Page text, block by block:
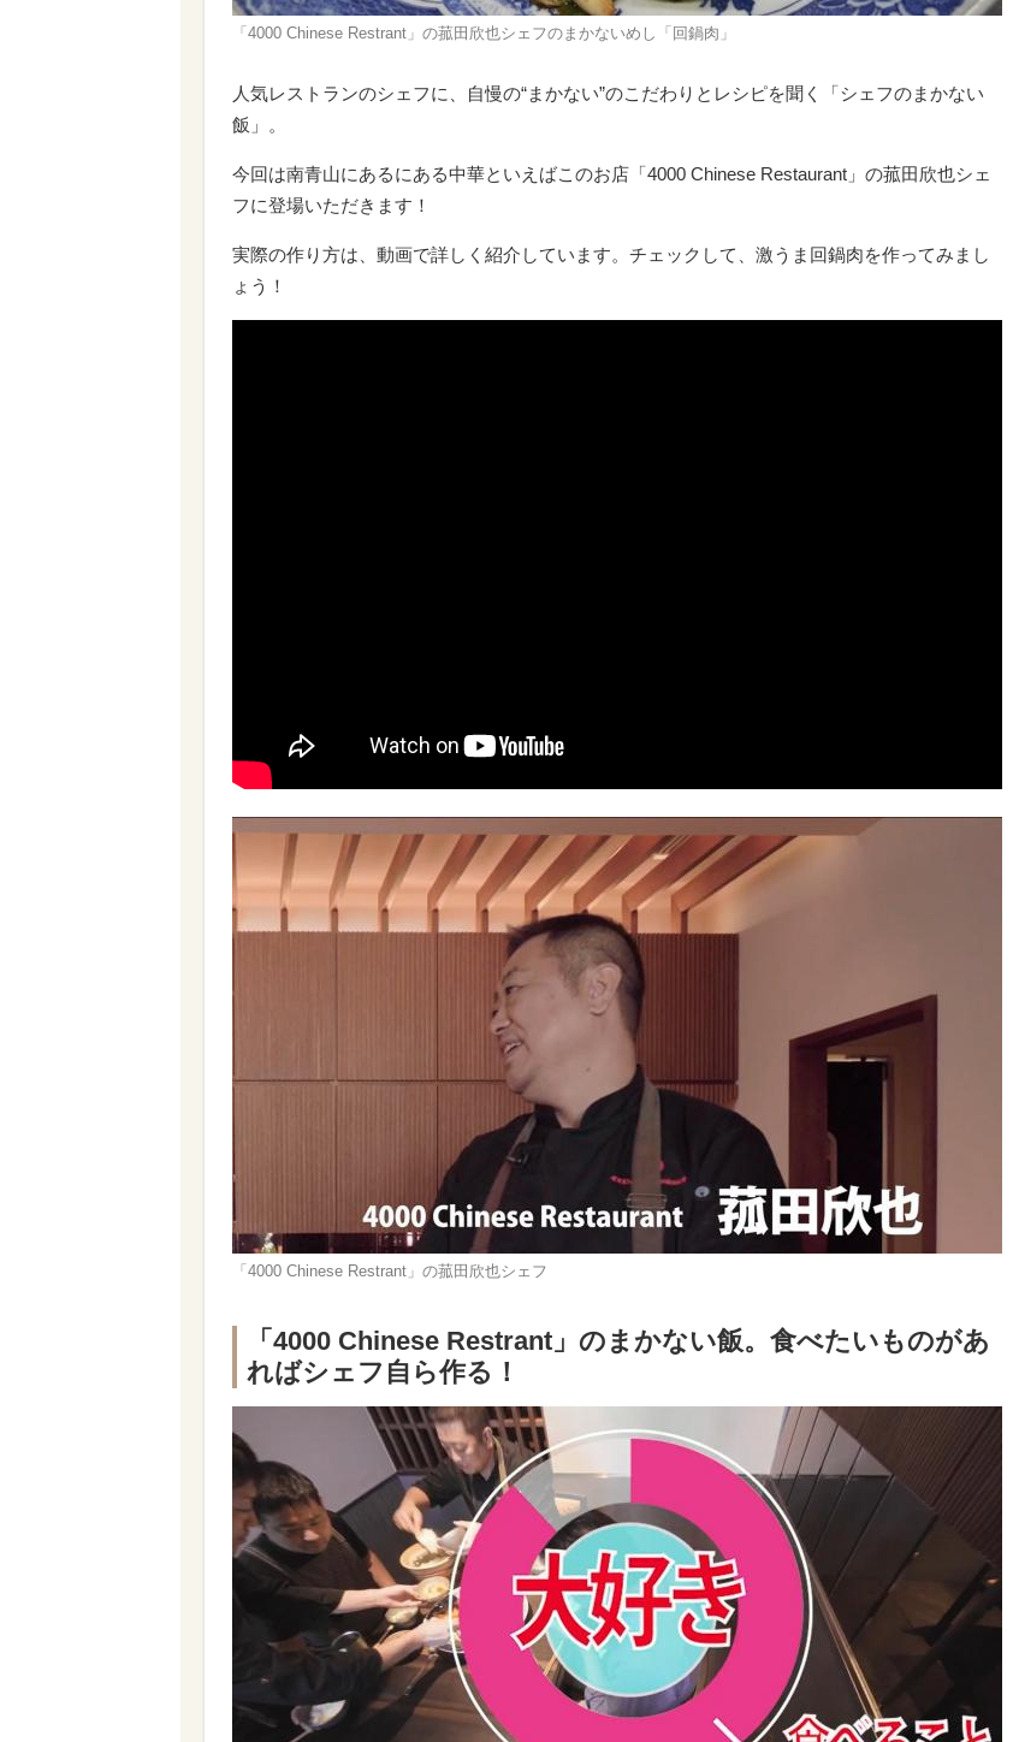
「4000 Chinese Restrant」の菰田欣也シェフのまかないめし「回鍋肉」
人気レストランのシェフに、自慢の“まかない”のこだわりとレシピを聞く「シェフのまかない
飯」。
今回は南青山にあるにある中華といえばこのお店「4000 Chinese Restaurant」の菰田欣也シェ
フに登場いただきます！
実際の作り方は、動画で詳しく紹介しています。チェックして、激うま回鍋肉を作ってみまし
ょう！
「4000 Chinese Restrant」の菰田欣也シェフ
「4000 Chinese Restrant」のまかない飯。食べたいものがあ
ればシェフ自ら作る！